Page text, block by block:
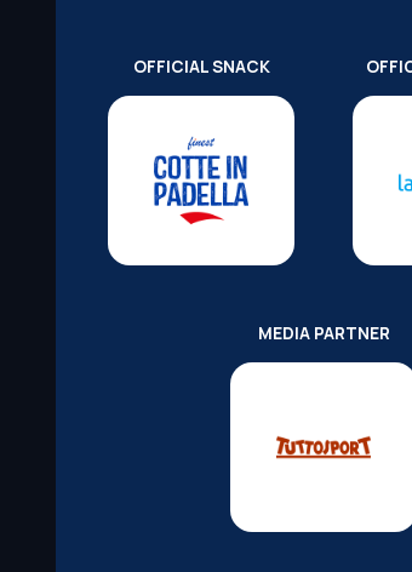
OFFICIAL SNACK
MEDIA PARTNER